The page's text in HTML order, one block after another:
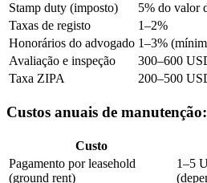
Stamp duty (imposto)
5% do valor
Taxas de registo
1–2%
Honorários do advogado 1–3%
Avaliação e inspeção
300–600
Taxa ZIPA
200–500
Custos anuais de manutenção:
Custo
Pagamento por leasehold
(ground rent)
1–5